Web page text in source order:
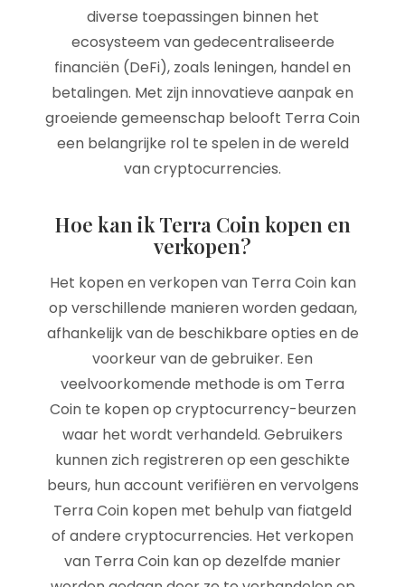
diverse toepassingen binnen het
ecosysteem van gedecentraliseerde
financiën (DeFi), zoals leningen, handel en
betalingen. Met zijn innovatieve aanpak en
groeiende gemeenschap belooft Terra Coin
een belangrijke rol te spelen in de wereld
van cryptocurrencies.
Hoe kan ik Terra Coin kopen en
verkopen?
Het kopen en verkopen van Terra Coin kan
op verschillende manieren worden gedaan,
afhankelijk van de beschikbare opties en de
voorkeur van de gebruiker. Een
veelvoorkomende methode is om Terra
Coin te kopen op cryptocurrency-beurzen
waar het wordt verhandeld. Gebruikers
kunnen zich registreren op een geschikte
beurs, hun account verifiëren en vervolgens
Terra Coin kopen met behulp van fiatgeld
of andere cryptocurrencies. Het verkopen
van Terra Coin kan op dezelfde manier